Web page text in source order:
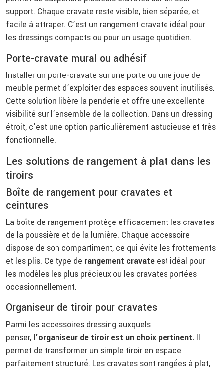
support. Chaque cravate reste visible, bien séparée, et
facile à attraper. C’est un rangement cravate idéal pour
les dressings compacts ou pour un usage quotidien.
Porte-cravate mural ou adhésif
Installer un porte-cravate sur une porte ou une joue de
meuble permet d’exploiter des espaces souvent inutilisés.
Cette solution libère la penderie et offre une excellente
visibilité sur l’ensemble de la collection. Dans un dressing
étroit, c’est une option particulièrement astucieuse et très
fonctionnelle.
Les solutions de rangement à plat dans les
tiroirs
Boîte de rangement pour cravates et
ceintures
La boîte de rangement protège efficacement les cravates
de la poussière et de la lumière. Chaque accessoire
dispose de son compartiment, ce qui évite les frottements
et les plis. Ce type de rangement cravate est idéal pour
les modèles les plus précieux ou les cravates portées
occasionnellement.
Organiseur de tiroir pour cravates
Parmi les accessoires dressing auxquels
penser, l’organiseur de tiroir est un choix pertinent. Il
permet de transformer un simple tiroir en espace
parfaitement structuré. Les cravates sont rangées à plat,